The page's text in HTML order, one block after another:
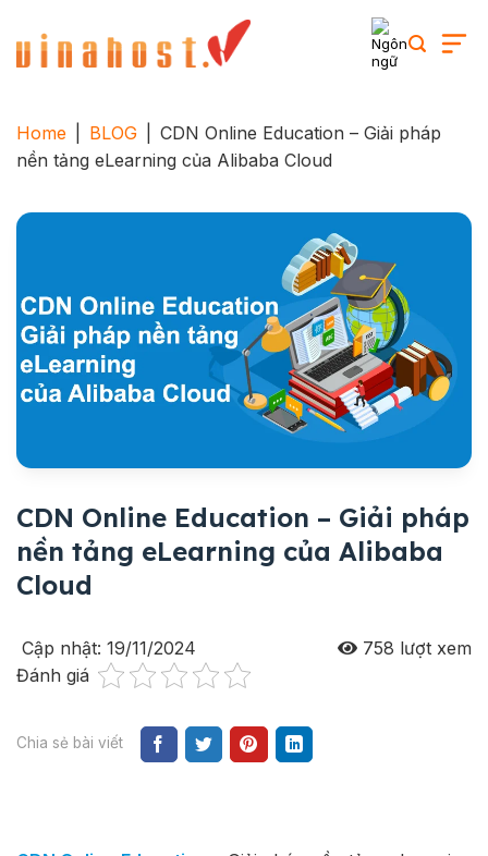
content
Home BLOG
CDN Online Education – Giải pháp
nền tảng eLearning của Alibaba Cloud
CDN Online Education – Giải pháp
nền tảng eLearning của Alibaba
Cloud
Cập nhật: 19/11/2024 758 lượt xem
Đánh giá
Chia sẻ bài viết